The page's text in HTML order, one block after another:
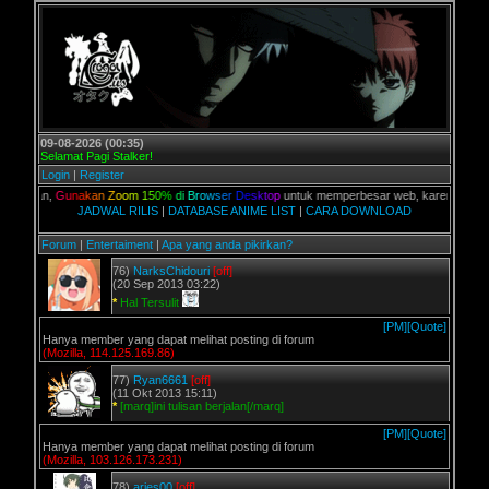
09-08-2026 (00:35)
Selamat Pagi Stalker!
Login | Register
un akan Zoom 150% di Browser Des ktopuntuk memperbesar web, karena aslinya
JADWAL RILIS | DATABASE ANIME LIST | CARA DOWNLOAD
Forum | Entertaiment | Apa yang anda pikirkan?
76) NarksChidouri [off]
(20 Sep 2013 03:22)
* Hal Tersulit
[PM][Quote]
Hanya member yang dapat melihat posting di forum
(Mozilla, 114.125.169.86)
77) Ryan6661 [off]
(11 Okt 2013 15:11)
* [marq]ini tulisan berjalan[/marq]
[PM][Quote]
Hanya member yang dapat melihat posting di forum
(Mozilla, 103.126.173.231)